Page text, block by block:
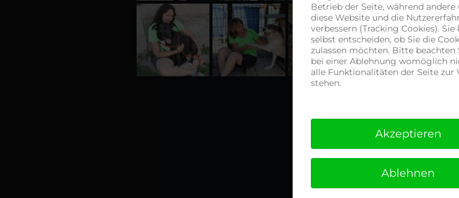
Betrieb der Seite, während andere
diese Website und die
verbessern (Tracking Cookies). Sie
selbst entscheiden, ob Sie die
zulassen möchten. Bitte beachten
bei einer Ablehnung womöglich
alle Funktionalitäten der Seite zur
stehen.
Akzeptieren
Ablehnen